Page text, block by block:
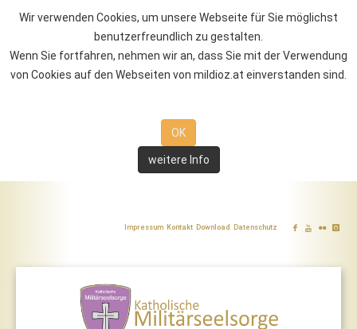
Wir verwenden Cookies, um unsere Webseite für Sie möglichst
benutzerfreundlich zu gestalten.
Wenn Sie fortfahren, nehmen wir an, dass Sie mit der Verwendung
von Cookies auf den Webseiten von mildioz.at einverstanden sind.
OK
weitere Info
Impressum Kontakt Download Datenschutz